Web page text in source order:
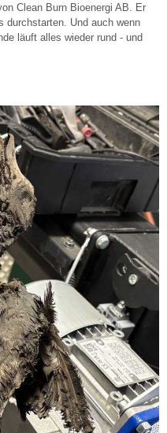
Clean Burn Bioenergi AB. Er
durchstarten. Und auch wenn
läuft alles wieder rund - und